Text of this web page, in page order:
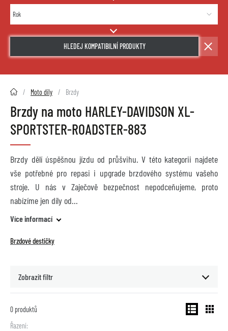
HLEDEJ KOMPATIBILNÍ PRODUKTY
2HMOTO.cz Moto díly Brzdy
Brzdy na moto HARLEY-DAVIDSON XL-
SPORTSTER-ROADSTER-883
Brzdy dělí úspěšnou jízdu od průšvihu. V této kategorii najdete
vše potřebné pro repasi i upgrade brzdového systému vašeho
stroje. U nás v Zaječově bezpečnost nepodceňujeme, proto
nabízíme jen díly od
Více informací
Brzdové destičky
Zobrazit filtr
0 produktů
Řazení